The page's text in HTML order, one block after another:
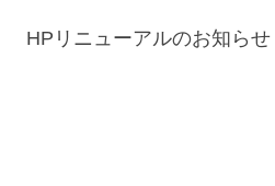
HPリニューアルのお知らせ